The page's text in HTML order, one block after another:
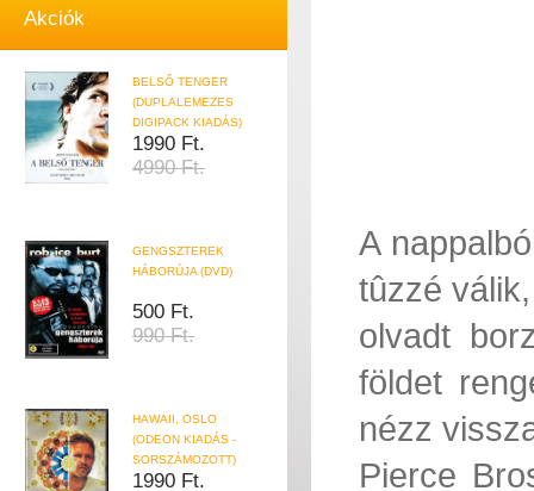
Akciók
BELSŐ TENGER
(DUPLALEMEZES
DIGIPACK KIADÁS)
1990 Ft.
4990 Ft.
GENGSZTEREK
HÁBORÚJA (DVD)
500 Ft.
990 Ft.
HAWAII, OSLO
(ODEON KIADÁS -
SORSZÁMOZOTT)
1990 Ft.
A
tûzzé
olvadt
földet
nézz
Pierce